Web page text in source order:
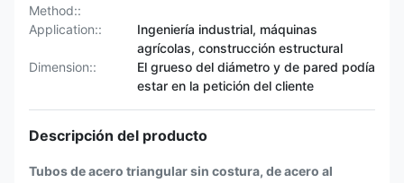
Method::
Application::
Ingeniería industrial, máquinas
agrícolas, construcción estructural
Dimension::
El grueso del diámetro y de pared podía
estar en la petición del cliente
Descripción del producto
Tubos de acero triangular sin costura, de acero al